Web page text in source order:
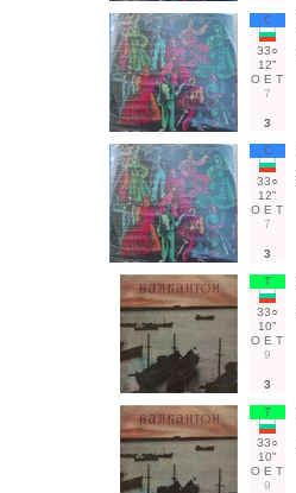
С
33○
12"
О Е Т
7
3
С
33○
12"
О Е Т
7
3
Т
33○
10"
О Е Т
9
3
Т
33○
10"
О Е Т
9